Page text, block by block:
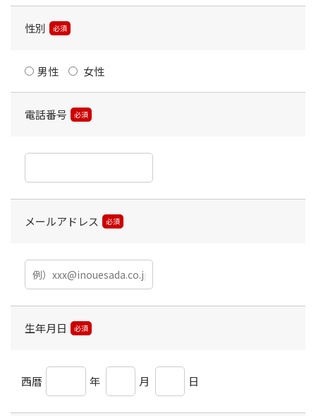
性別 必須
男性 女性
電話番号 必須
メールアドレス 必須
生年月日 必須
西暦 年 月 日